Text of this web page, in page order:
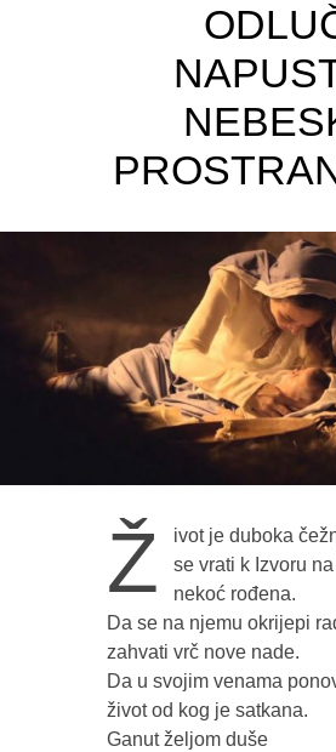
Ž
ivot je duboka
se vrati k Izvoru
nekoć rođena.
Da se na njemu okrijepi
zahvati vrč nove nade.
Da u svojim venama
život od kog je satkana.
Ganut željom duše